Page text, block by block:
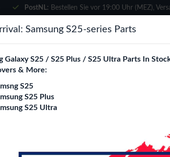
Wählen Sie Ihre Sprache
Es sieht so aus, als wären Sie in
Vereinigte Staaten
PostNL: Bestellen Sie vor 19:00 Uhr (MEZ),
City Blogs
No Frame (All Colors)
Lenovo
Samsung S25-series Parts
Galaxy S25 / S25 Plus / S25 Ultra Parts In
& More:
S25
S25 Plus
S25 Ultra